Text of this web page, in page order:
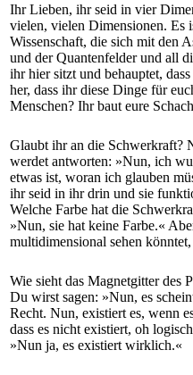
Ihr Lieben, ihr seid in vier
vielen, vielen Dimensionen. Es
Wissenschaft, die sich mit den
und der Quantenfelder und all
ihr hier sitzt und behauptet,
her, dass ihr diese Dinge für
Menschen? Ihr baut eure
Glaubt ihr an die Schwerkraft?
werdet antworten: »Nun, ich
etwas ist, woran ich glauben
ihr seid in ihr drin und sie
Welche Farbe hat die
»Nun, sie hat keine Farbe.«
multidimensional sehen
Wie sieht das Magnetgitter des
Du wirst sagen: »Nun, es
Recht. Nun, existiert es, wenn
dass es nicht existiert, oh
»Nun ja, es existiert wirklich.«